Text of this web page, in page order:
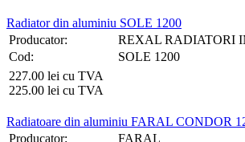
Radiator din aluminiu SOLE 1200
Producator:
REXAL RADIATORI
Cod:
SOLE 1200
227.00 lei cu TVA
225.00 lei cu TVA
Radiatoare din aluminiu FARAL CONDOR
Producator:
FARAL